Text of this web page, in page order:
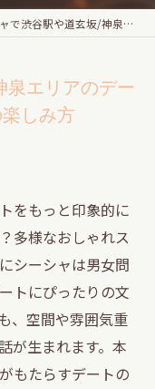
道玄坂/神泉エリアのデートを盛り上げる秘訣と会話の楽しみ方
エリアのデー
しみ方
をもっと印象的に
多様なおしゃれス
シーシャは男女問
トにぴったりの文
、空間や雰囲気重
が生まれます。本
もたらすデートの